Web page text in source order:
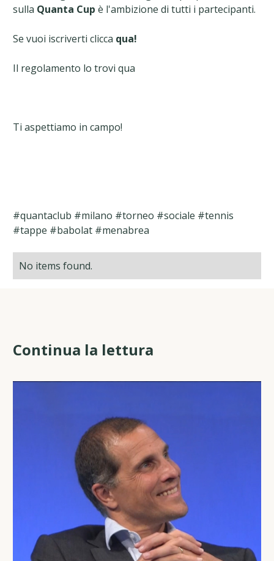
sulla Quanta Cup è l'ambizione di tutti i partecipanti.
Se vuoi iscriverti clicca qua!
Il regolamento lo trovi qua
Ti aspettiamo in campo!
#quantaclub #milano #torneo #sociale #tennis
#tappe #babolat #menabrea
No items found.
Continua la lettura